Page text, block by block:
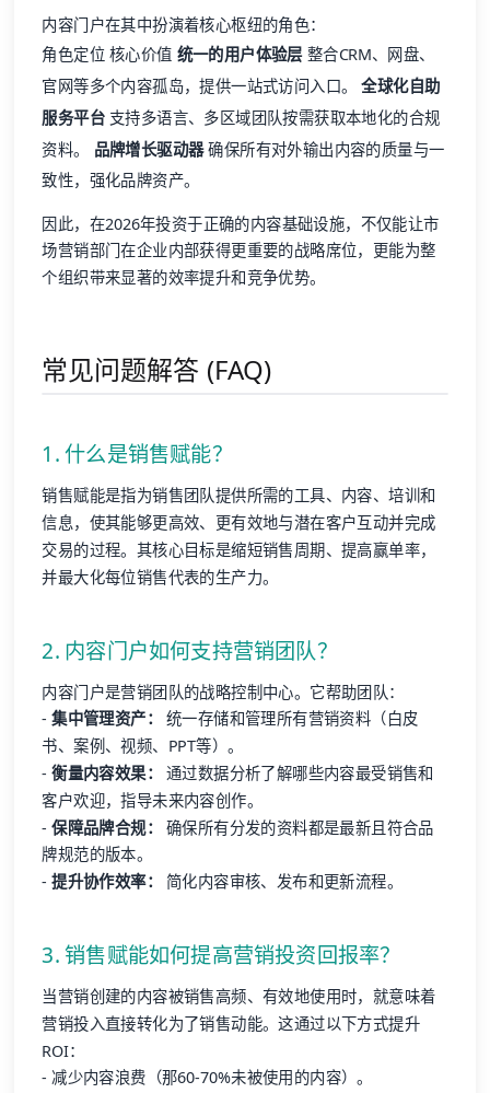
内容门户在其中扮演着核心枢纽的角色：
角色定位 核心价值 统一的用户体验层整合CRM、网盘、
官网等多个内容孤岛，提供一站式访问入口。全球化自助
服务平台 支持多语言、多区域团队按需获取本地化的合规
资料。 品牌增长驱动器确保所有对外输出内容的质量与一
致性，强化品牌资产。
因此，在2026年投资于正确的内容基础设施，不仅能让市
场营销部门在企业内部获得更重要的战略席位，更能为整
个组织带来显著的效率提升和竞争优势。
常见问题解答 (FAQ)
1. 什么是销售赋能？
销售赋能是指为销售团队提供所需的工具、内容、培训和
信息，使其能够更高效、更有效地与潜在客户互动并完成
交易的过程。其核心目标是缩短销售周期、提高赢单率，
并最大化每位销售代表的生产力。
2. 内容门户如何支持营销团队？
内容门户是营销团队的战略控制中心。它帮助团队：
-集中管理资产： 统一存储和管理所有营销资料（白皮
书、案例、视频、PPT等）。
-衡量内容效果： 通过数据分析了解哪些内容最受销售和
客户欢迎，指导未来内容创作。
-保障品牌合规： 确保所有分发的资料都是最新且符合品
牌规范的版本。
-提升协作效率： 简化内容审核、发布和更新流程。
3. 销售赋能如何提高营销投资回报率？
当营销创建的内容被销售高频、有效地使用时，就意味着
营销投入直接转化为了销售动能。这通过以下方式提升
ROI：
- 减少内容浪费（那60-70%未被使用的内容）。